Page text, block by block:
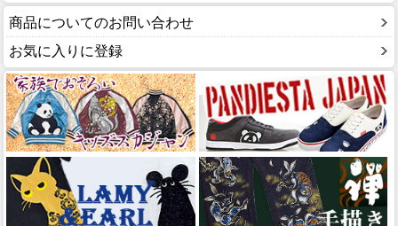
商品についてのお問い合わせ
お気に入りに登録